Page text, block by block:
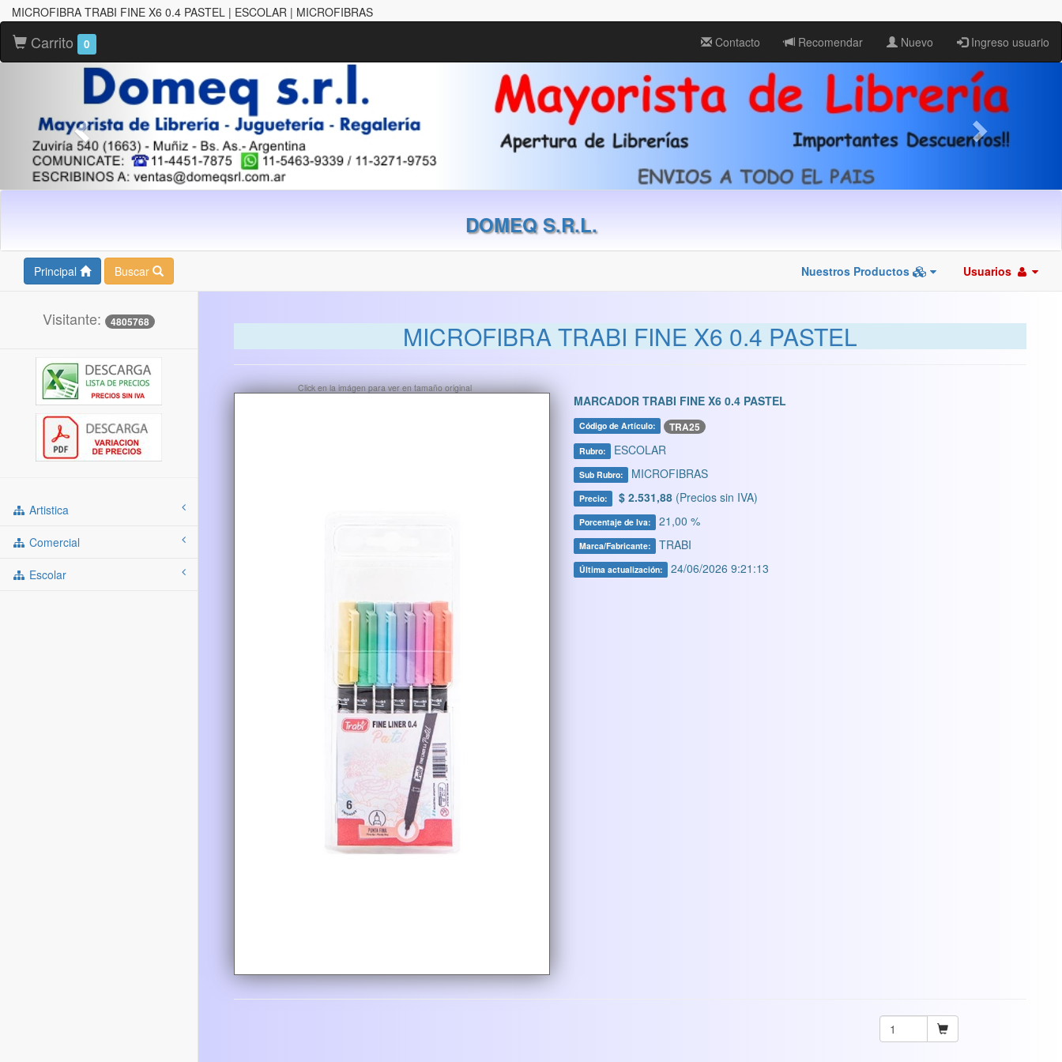
MICROFIBRA TRABI FINE X6 0.4 PASTEL | ESCOLAR | MICROFIBRAS
Carrito 0 Contacto Recomendar Nuevo Ingreso usuario
DOMEQ S.R.L.
Principal Buscar Nuestros Productos Usuarios
Visitante: 4805768
Artistica
Comercial
Escolar
MICROFIBRA TRABI FINE X6 0.4 PASTEL
Click en la imágen para ver en tamaño original
MARCADOR TRABI FINE X6 0.4 PASTEL
Código de Artículo: TRA25
Rubro: ESCOLAR
Sub Rubro: MICROFIBRAS
Precio: $ 2.531,88 (Precios sin IVA)
Porcentaje de Iva: 21,00 %
Marca/Fabricante: TRABI
Última actualización: 24/06/2026 9:21:13